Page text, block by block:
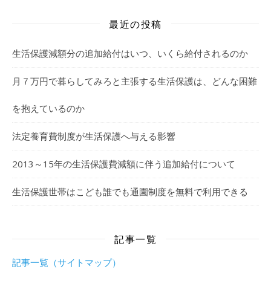
最近の投稿
生活保護減額分の追加給付はいつ、いくら給付されるのか
月７万円で暮らしてみろと主張する生活保護は、どんな困難
を抱えているのか
法定養育費制度が生活保護へ与える影響
2013～15年の生活保護費減額に伴う追加給付について
生活保護世帯はこども誰でも通園制度を無料で利用できる
記事一覧
記事一覧（サイトマップ）